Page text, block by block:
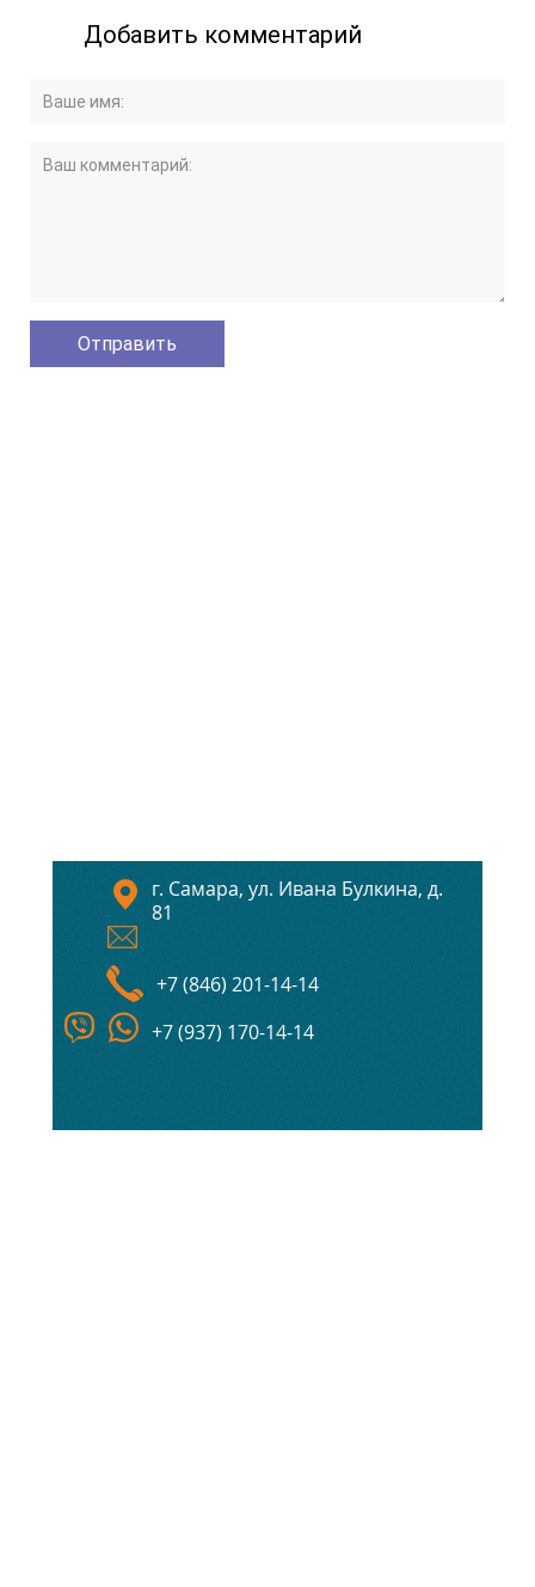
Добавить комментарий
г. Самара, ул. Ивана Булкина, д.
81
+7 (846) 201-14-14
+7 (937) 170-14-14